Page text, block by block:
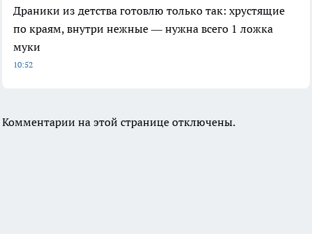
Драники из детства готовлю только так: хрустящие
по краям, внутри нежные — нужна всего 1 ложка
муки
10:52
Комментарии на этой странице отключены.